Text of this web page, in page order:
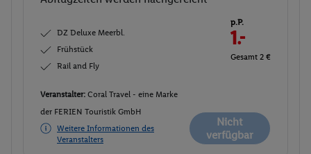
DZ Deluxe Meerbl.
Frühstück
Rail and Fly
p.P.
1.-
Gesamt 2 €
Veranstalter: Coral Travel - eine Marke
der FERIEN Touristik GmbH
Weitere Informationen des
Veranstalters
Nicht
verfügbar